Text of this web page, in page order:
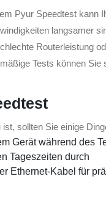
Pyur Speedtest kann
langsamer
Routerleistung
Tests können Sie
sollten Sie einige
Gerät während des
Tageszeiten durch
Ethernet-Kabel für